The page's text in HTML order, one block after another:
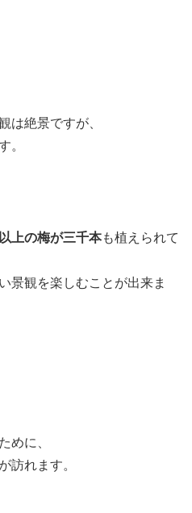
は絶景ですが、
。
上の梅が三千本も植えられて
景観を楽しむことが出来ま
めに、
訪れます。